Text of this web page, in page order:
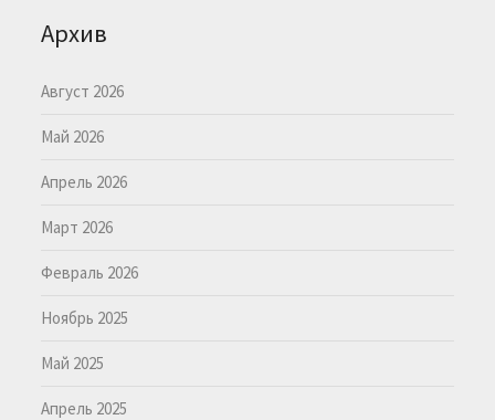
Архив
Август 2026
Май 2026
Апрель 2026
Март 2026
Февраль 2026
Ноябрь 2025
Май 2025
Апрель 2025